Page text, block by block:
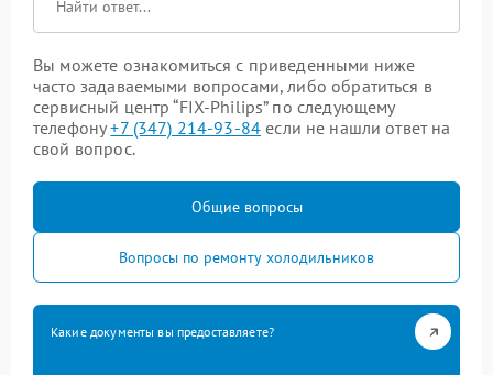
Вы можете ознакомиться с приведенными ниже
часто задаваемыми вопросами, либо обратиться в
сервисный центр “FIX-Philips” по следующему
телефону+7 (347) 214-93-84 если не нашли ответ на
свой вопрос.
Общие вопросы
Вопросы по ремонту холодильников
Какие документы вы предоставляете?